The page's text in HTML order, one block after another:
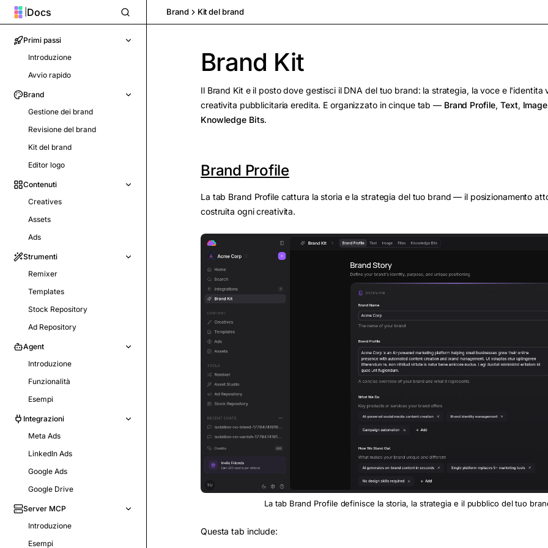
Docs
Primi passi
Introduzione
Avvio rapido
Brand
Gestione dei brand
Revisione del brand
Kit del brand
Editor logo
Contenuti
Creatives
Assets
Ads
Strumenti
Remixer
Templates
Stock Repository
Ad Repository
Agent
Introduzione
Funzionalità
Esempi
Integrazioni
Meta Ads
LinkedIn Ads
Google Ads
Google Drive
Server MCP
Introduzione
Esempi
Brand Kit del brand
Brand Kit
Il Brand Kit e il posto dove gestisci il DNA del tuo brand: la strategia, la voce e l'identita
creativita pubblicitaria eredita. E organizzato in cinque tab — Brand Profile,Text, Image
Knowledge Bits.
Brand Profile
La tab Brand Profile cattura la storia e la strategia del tuo brand — il posizionamento
costruita ogni creativita.
La tab Brand Profile definisce la storia, la strategia e il pubblico del tuo
Questa tab include: